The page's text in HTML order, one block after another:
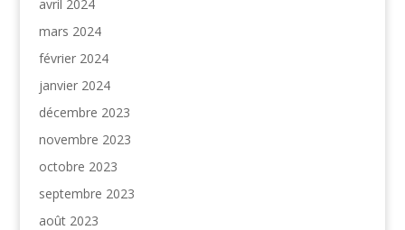
avril 2024
mars 2024
février 2024
janvier 2024
décembre 2023
novembre 2023
octobre 2023
septembre 2023
août 2023